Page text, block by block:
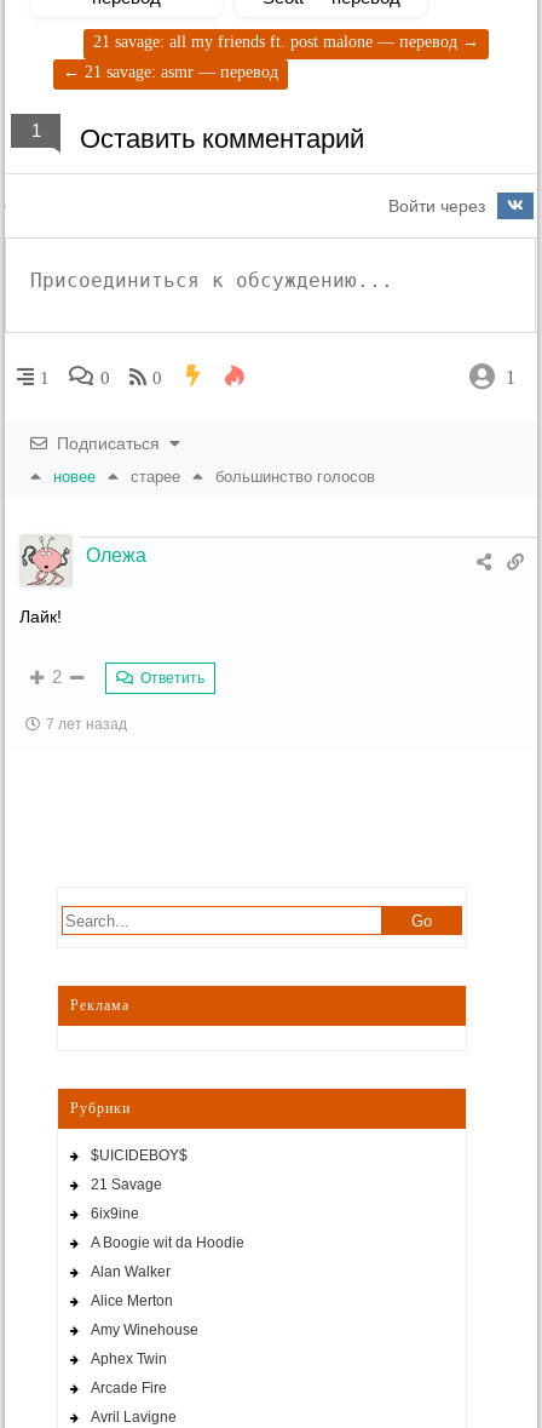
21 savage: ​all my friends ft. post malone — перевод →
← 21 savage: asmr — перевод
1 Оставить комментарий
Войти через
1 0 0 1
Подписаться
новее старее большинство голосов
Олежа
Лайк!
2 Ответить
7 лет назад
Реклама
Рубрики
$UICIDEBOY$
21 Savage
6ix9ine
A Boogie wit da Hoodie
Alan Walker
Alice Merton
Amy Winehouse
Aphex Twin
Arcade Fire
Avril Lavigne